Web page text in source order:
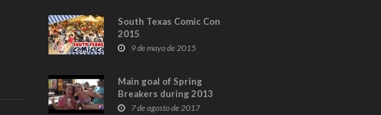
South Texas Comic Con
2015
9 de mayo de 2015
Main goal of Spring
Breakers during 2013
7 de agosto de 2017